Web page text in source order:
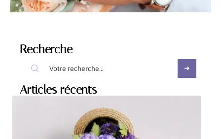
Recherche
Articles récents